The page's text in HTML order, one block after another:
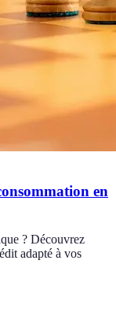
en
? Découvrez
adapté à vos